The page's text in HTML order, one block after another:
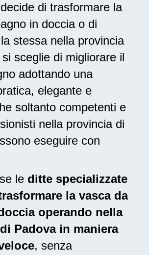
di trasformare la
in doccia o di
stessa nella provincia
sceglie di migliorare il
adottando una
elegante e
soltanto competenti e
nella provincia di
eseguire con
le ditte specializzate
la vasca da
operando nella
Padova in maniera
, senza